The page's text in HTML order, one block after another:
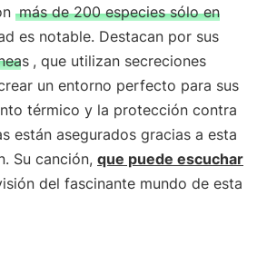
más de 200 especies sólo en
es notable. Destacan por sus
, que utilizan secreciones
un entorno perfecto para sus
térmico y la protección contra
están asegurados gracias a esta
Su canción, que puede escuchar
del fascinante mundo de esta